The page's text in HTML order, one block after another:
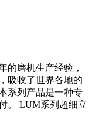
的磨机生产经验，
吸收了世界各地的
系列产品是一种专
。 LUM系列超细立